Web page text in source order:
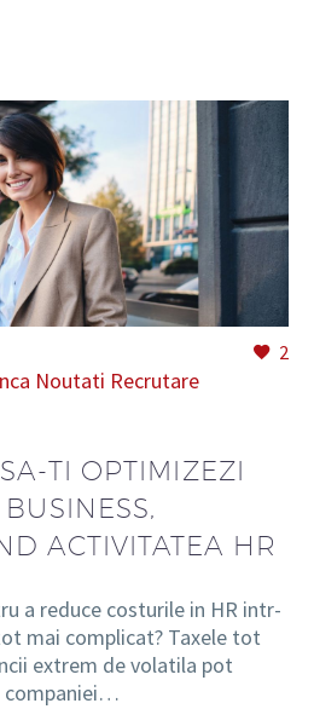
2
Noutati Recrutare
TI OPTIMIZEZI
ACTIVITATEA HR
a reduce costurile in HR intr-
mai complicat? Taxele tot
extrem de volatila pot